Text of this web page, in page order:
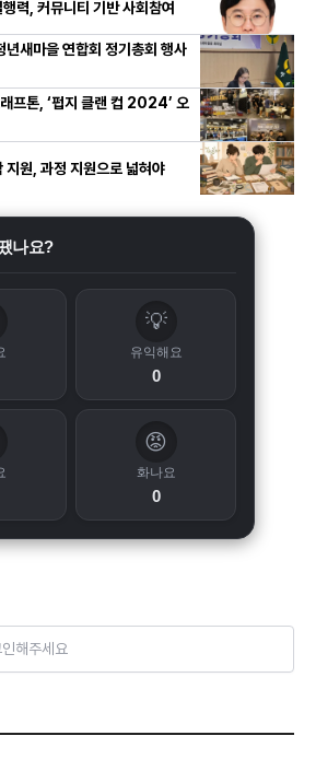
력, 커뮤니티 기반 사회참여
새마을 연합회 정기총회 행사
프톤, ‘펍지 클랜 컵 2024’ 오
지원, 과정 지원으로 넓혀야
나요?
💡
유익해요
0
😡
화나요
0
해주세요